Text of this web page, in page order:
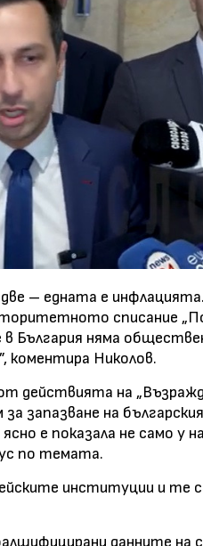
– едната е
списание
България няма
коментира Николов.
действията на
запазване на
е показала не само у
по темата.
институции и те
данните